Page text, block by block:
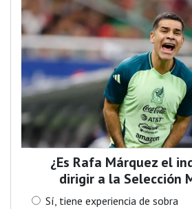
¿Es Rafa Márquez el
dirigir a la Selección
Sí, tiene experiencia de sobra